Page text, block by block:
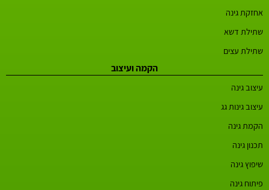
אחזקת גינה
שתילת דשא
שתילת עצים
הקמה ועיצוב
עיצוב גינה
עיצוב גינות גג
הקמת גינה
תכנון גינה
שיפוץ גינה
פיתוח גינה